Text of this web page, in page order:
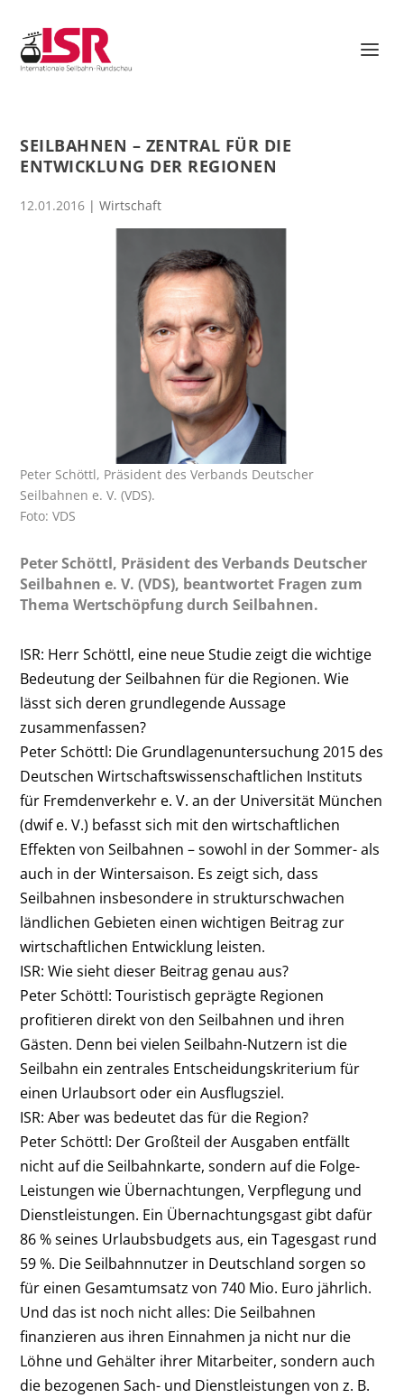
SEILBAHNEN – ZENTRAL FÜR DIE
ENTWICKLUNG DER REGIONEN
12.01.2016 |Wirtschaft
Peter Schöttl, Präsident des Verbands Deutscher
Seilbahnen e. V. (VDS).
Foto: VDS
Peter Schöttl, Präsident des Verbands Deutscher
Seilbahnen e. V. (VDS), beantwortet Fragen zum
Thema Wertschöpfung durch Seilbahnen.
ISR: Herr Schöttl, eine neue Studie zeigt die wichtige
Bedeutung der Seilbahnen für die Regionen. Wie
lässt sich deren grundlegende Aussage
zusammenfassen?
Peter Schöttl: Die Grundlagenuntersuchung 2015 des
Deutschen Wirtschaftswissenschaftlichen Instituts
für Fremdenverkehr e. V. an der Universität München
(dwif e. V.) befasst sich mit den wirtschaftlichen
Effekten von Seilbahnen – sowohl in der Sommer- als
auch in der Wintersaison. Es zeigt sich, dass
Seilbahnen insbesondere in strukturschwachen
ländlichen Gebieten einen wichtigen Beitrag zur
wirtschaftlichen Entwicklung leisten.
ISR: Wie sieht dieser Beitrag genau aus?
Peter Schöttl: Touristisch geprägte Regionen
profitieren direkt von den Seilbahnen und ihren
Gästen. Denn bei vielen Seilbahn-Nutzern ist die
Seilbahn ein zentrales Entscheidungskriterium für
einen Urlaubsort oder ein Ausflugsziel.
ISR: Aber was bedeutet das für die Region?
Peter Schöttl: Der Großteil der Ausgaben entfällt
nicht auf die Seilbahnkarte, sondern auf die Folge-
Leistungen wie Übernachtungen, Verpflegung und
Dienstleistungen. Ein Übernachtungsgast gibt dafür
86 % seines Urlaubsbudgets aus, ein Tagesgast rund
59 %. Die Seilbahnnutzer in Deutschland sorgen so
für einen Gesamtumsatz von 740 Mio. Euro jährlich.
Und das ist noch nicht alles: Die Seilbahnen
finanzieren aus ihren Einnahmen ja nicht nur die
Löhne und Gehälter ihrer Mitarbeiter, sondern auch
die bezogenen Sach- und Dienstleistungen von z. B.